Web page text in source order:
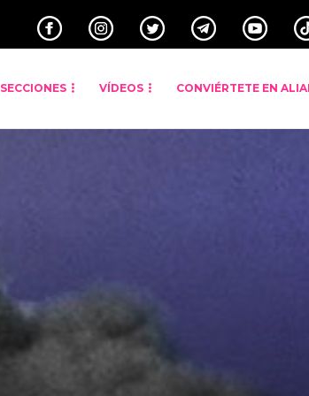
SECCIONES VÍDEOS CONVIÉRTETE EN